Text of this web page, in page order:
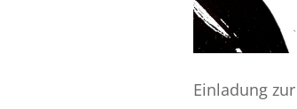
Einladung